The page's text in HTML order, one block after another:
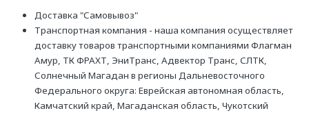
Доставка "Самовывоз"
Транспортная компания - наша компания осуществляет
доставку товаров транспортными компаниями Флагман
Амур, ТК ФРАХТ, ЭниТранс, Адвектор Транс, СЛТК,
Солнечный Магадан в регионы Дальневосточного
Федерального округа: Еврейская автономная область,
Камчатский край, Магаданская область, Чукотский